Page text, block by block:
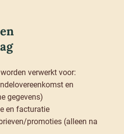
verwerkt voor:
en
gegevens)
en facturatie
promoties (alleen na